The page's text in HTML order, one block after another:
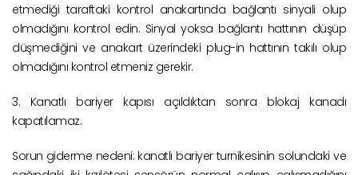
etmediği taraftaki kontrol anakartında bağlantı sinyali olup
olmadığını kontrol edin. Sinyal yoksa bağlantı hattının düşüp
düşmediğini ve anakart üzerindeki plug-in hattının takılı olup
olmadığını kontrol etmeniz gerekir.
3. Kanatlı bariyer kapısı açıldıktan sonra blokaj kanadı
kapatılamaz.
Sorun giderme nedeni: kanatlı bariyer turnikesinin solundaki ve